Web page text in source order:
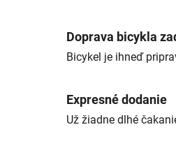
Doprava bicykla
Bicykel je ihneď
Expresné dodanie
Už žiadne dlhé